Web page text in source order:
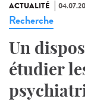
ACTUALITÉ
Recherche
Un
étudier